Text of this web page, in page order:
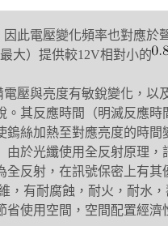
此電壓變化頻率也對應於
大）提供較12V相對小的
壓與亮度有敏銳變化，
。其反應時間（明滅反應時
鎢絲加熱至對應亮度的時
由於光纖使用全反射原理
全反射，在訊號保密上有
，有耐腐蝕，耐火，耐水
省使用空間，空間配置經